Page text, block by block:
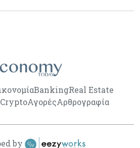
BankingReal Estate
CryptoΑγορέςΑρθρογραφία
by